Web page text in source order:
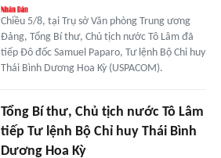
Chiều 5/8, tại Trụ sở Văn phòng Trung ương
Đảng, Tổng Bí thư, Chủ tịch nước Tô Lâm đã
tiếp Đô đốc Samuel Paparo, Tư lệnh Bộ Chỉ huy
Thái Bình Dương Hoa Kỳ (USPACOM).
Tổng Bí thư, Chủ tịch nước Tô Lâm
tiếp Tư lệnh Bộ Chỉ huy Thái Bình
Dương Hoa Kỳ